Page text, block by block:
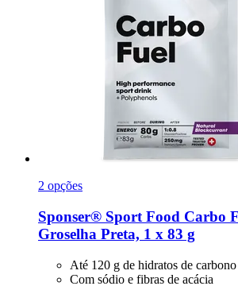
2 opções
Sponser® Sport Food Carbo
Groselha Preta, 1 x 83 g
Até 120 g de hidratos de
Com sódio e fibras de acácia